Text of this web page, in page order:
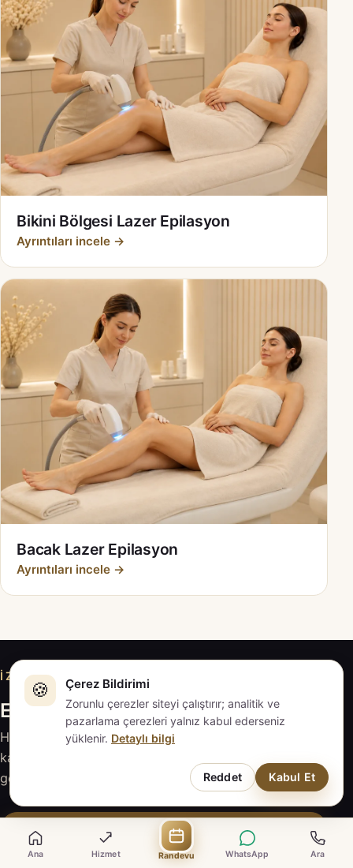
Bikini Bölgesi Lazer Epilasyon
Ayrıntıları incele →
Bacak Lazer Epilasyon
Ayrıntıları incele →
İZMIT · KOCAELI
EVAPLUS İZMİT ile iletişime geçin
Hizmeti inceleyin, sorularınızı hazırlayın; güncel
kapsam ve fiyat için EVAPLUS İZMİT ile doğrudan
görüşün.
Randevu Talebi
Ana Hizmet Randevu WhatsApp Ara
🍪 Çerez Bildirimi
Zorunlu çerezler siteyi çalıştırır; analitik ve
pazarlama çerezleri yalnız kabul ederseniz
yüklenir. Detaylı bilgi
Reddet Kabul Et